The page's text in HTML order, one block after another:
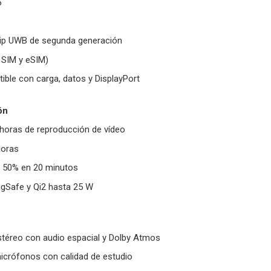
UWB de segunda generación
y eSIM)
con carga, datos y DisplayPort
de reproducción de vídeo
en 20 minutos
y Qi2 hasta 25 W
con audio espacial y Dolby Atmos
con calidad de estudio